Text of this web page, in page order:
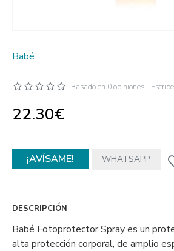
Babé
Basado en 0 opiniones.
22.30€
¡AVÍSAME! WHATSAPP
DESCRIPCIÓN
Babé Fotoprotector Spray es un
alta protección corporal, de amplio